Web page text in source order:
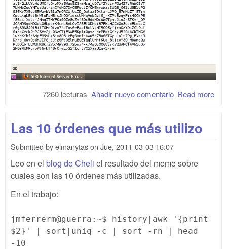
Read more
Añadir nuevo comentario
7260 lecturas
Las 10 órdenes que más utilizo
Submitted byelmanytason Jue, 2011-03-03 16:07
Leo en el blog de Cheli el resultado del meme sobre
cuales son las 10 órdenes más utilizadas.
En el trabajo:
jmferrerm@guerra:~$ history|awk '{print
$2}' | sort|uniq -c | sort -rn | head
-10